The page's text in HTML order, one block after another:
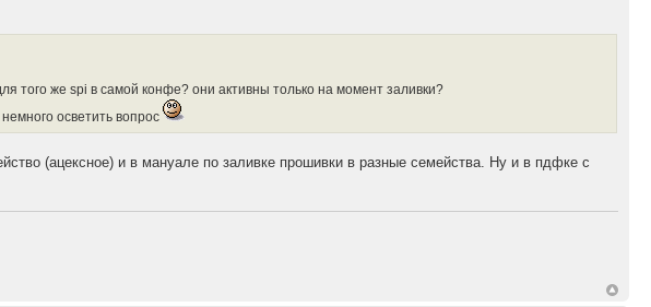
того же spi в самой конфе? они активны только на момент заливки?
осветить вопрос
(ацексное) и в мануале по заливке прошивки в разные семейства. Ну и в пдфке с